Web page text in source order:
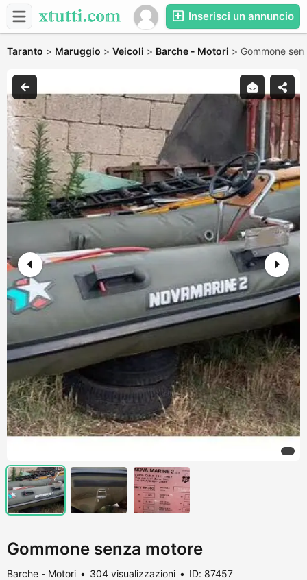
Inserisci un annuncio
Taranto > Maruggio > Veicoli > Barche - Motori > Gommone
Gommone senza motore
Barche - Motori 304 visualizzazioni ID: 87457